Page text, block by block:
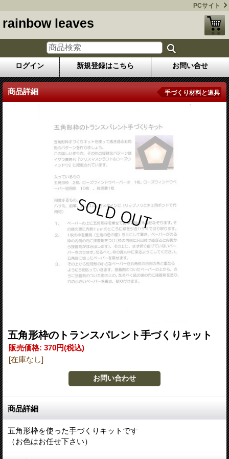
PCサイト
rainbow leaves
ログイン 新規登録はこちら お問い合せ
商品詳細 手づくり材料と道具
五角形枠のトランスパレント手づくりキット
販売価格: 370円(税込)
[在庫なし]
商品詳細
五角形枠を使った手づくりキットです
（お色はお任せ下さい）